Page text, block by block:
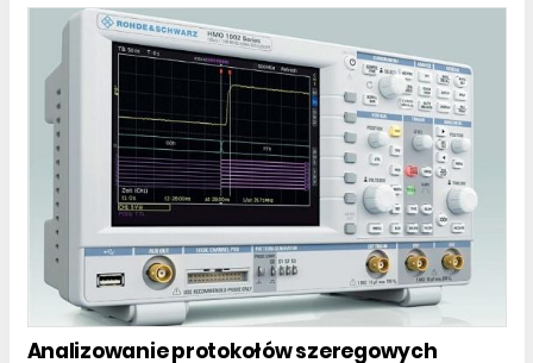
Analizowanie protokołów szeregowych